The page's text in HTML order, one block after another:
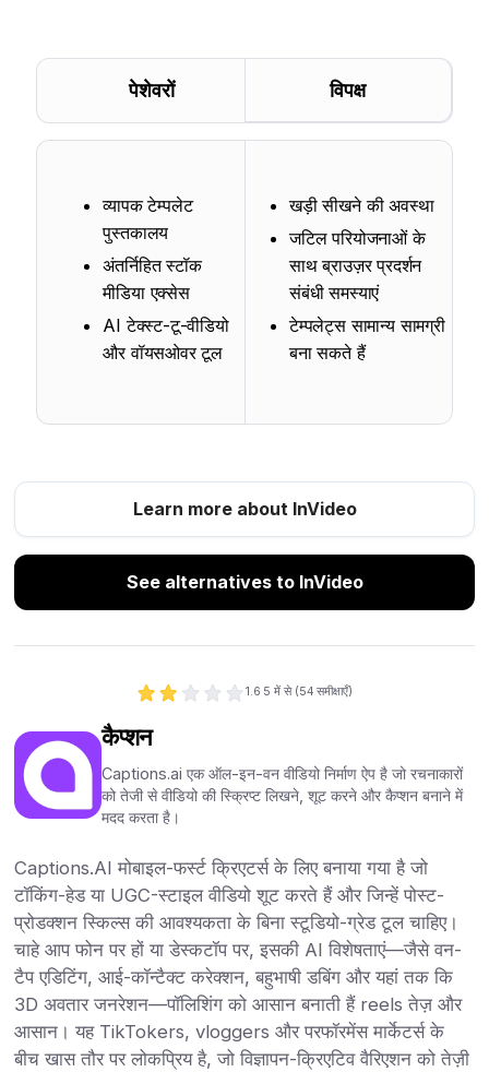
पेशेवरों विपक्ष
व्यापक टेम्पलेट
पुस्तकालय
अंतर्निहित स्टॉक
मीडिया एक्सेस
AI टेक्स्ट-टू-वीडियो
और वॉयसओवर टूल
खड़ी सीखने की अवस्था
जटिल परियोजनाओं के
साथ ब्राउज़र प्रदर्शन
संबंधी समस्याएं
टेम्पलेट्स सामान्य सामग्री
बना सकते हैं
Learn more about InVideo
See alternatives to InVideo
1.6 5 में से (54 समीक्षाएँ)
कैप्शन
Captions.ai एक ऑल-इन-वन वीडियो निर्माण ऐप है जो रचनाकारों
को तेजी से वीडियो की स्क्रिप्ट लिखने, शूट करने और कैप्शन बनाने में
मदद करता है।
Captions.AI मोबाइल-फर्स्ट क्रिएटर्स के लिए बनाया गया है जो
टॉकिंग-हेड या UGC-स्टाइल वीडियो शूट करते हैं और जिन्हें पोस्ट-
प्रोडक्शन स्किल्स की आवश्यकता के बिना स्टूडियो-ग्रेड टूल चाहिए।
चाहे आप फोन पर हों या डेस्कटॉप पर, इसकी AI विशेषताएं—जैसे वन-
टैप एडिटिंग, आई-कॉन्टैक्ट करेक्शन, बहुभाषी डबिंग और यहां तक कि
3D अवतार जनरेशन—पॉलिशिंग को आसान बनाती हैं reels तेज़ और
आसान। यह TikTokers, vloggers और परफॉरमेंस मार्केटर्स के
बीच खास तौर पर लोकप्रिय है, जो विज्ञापन-क्रिएटिव वैरिएशन को तेज़ी